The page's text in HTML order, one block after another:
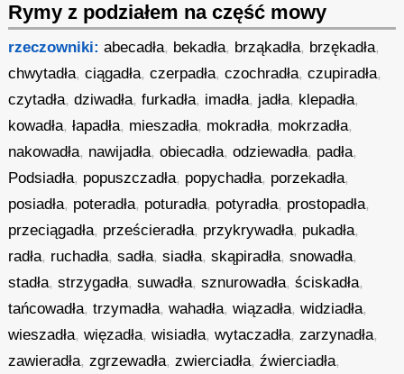
Rymy z podziałem na część mowy
rzeczowniki: abecadła, bekadła, brząkadła, brzękadła,
chwytadła,ciągadła,czerpadła,czochradła,czupiradła,
czytadła,dziwadła,furkadła, imadła, jadła, klepadła,
kowadła,łapadła, mieszadła, mokradła, mokrzadła,
nakowadła, nawijadła,obiecadła,odziewadła, padła,
Podsiadła, popuszczadła, popychadła, porzekadła,
posiadła, poteradła, poturadła, potyradła, prostopadła,
przeciągadła, prześcieradła, przykrywadła, pukadła,
radła, ruchadła,sadła,siadła,skąpiradła,snowadła,
stadła,strzygadła,suwadła,sznurowadła,ściskadła,
tańcowadła,trzymadła,wahadła,wiązadła,widziadła,
wieszadła,więzadła,wisiadła,wytaczadła,zarzynadła,
zawieradła,zgrzewadła,zwierciadła,źwierciadła,